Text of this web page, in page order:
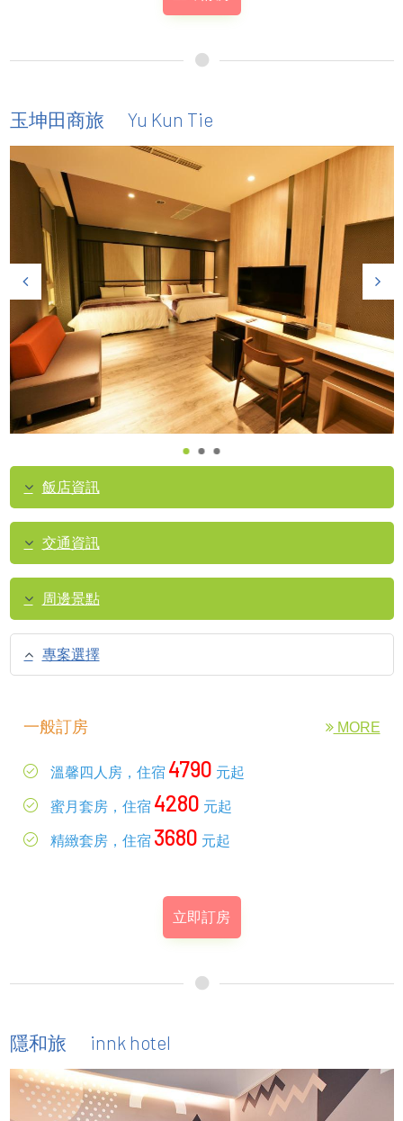
玉坤田商旅 Yu Kun Tie
飯店資訊
交通資訊
周邊景點
專案選擇
一般訂房 MORE
溫馨四人房，住宿 4790 元起
蜜月套房，住宿 4280 元起
精緻套房，住宿 3680 元起
立即訂房
隱和旅 innk hotel